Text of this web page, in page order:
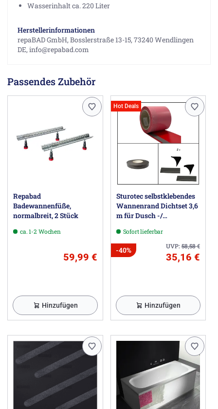
Wasserinhalt ca. 220 Liter
Herstellerinformationen
repaBAD GmbH, Bosslerstraße 13-15, 73240 Wendlingen
DE, info@repabad.com
Passendes Zubehör
Repabad
Badewannenfüße,
normalbreit, 2 Stück
ca. 1-2 Wochen
59,99 €
Hinzufügen
Hot Deals
Sturotec selbstklebendes
Wannenrand Dichtset 3,6
m für Dusch -/
Sofort lieferbar
UVP:58,58€
-40%
35,16 €
Hinzufügen